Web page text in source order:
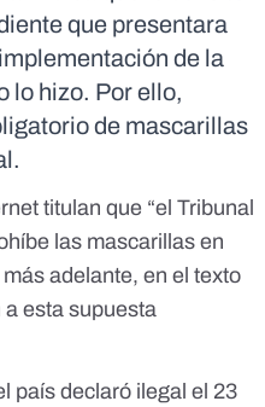
que presentara
de la
lo hizo. Por ello,
de mascarillas
titulan que “el Tribunal
las mascarillas en
adelante, en el texto
esta supuesta
país declaró ilegal el 23